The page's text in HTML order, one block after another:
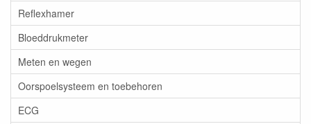
Reflexhamer
Bloeddrukmeter
Meten en wegen
Oorspoelsysteem en toebehoren
ECG